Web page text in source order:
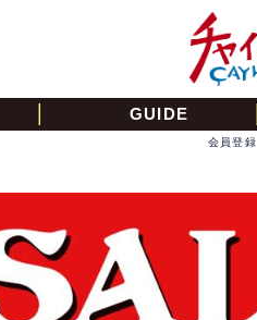
GUIDE
会員登録